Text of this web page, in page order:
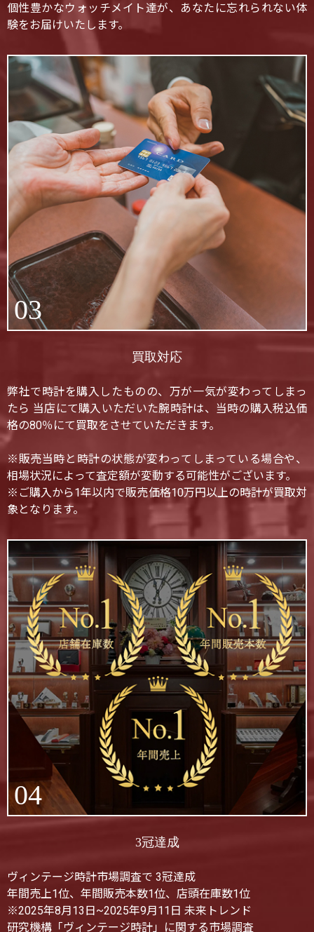
個性豊かなウォッチメイト達が、あなたに忘れられない体
験をお届けいたします。
03
買取対応
弊社で時計を購入したものの、万が一気が変わってしまっ
たら 当店にて購入いただいた腕時計は、当時の購入税込価
格の80％にて買取をさせていただきます。
※販売当時と時計の状態が変わってしまっている場合や、
相場状況によって査定額が変動する可能性がございます。
※ご購入から1年以内で販売価格10万円以上の時計が買取対
象となります。
04
3冠達成
ヴィンテージ時計市場調査で 3冠達成
年間売上1位、年間販売本数1位、店頭在庫数1位
※2025年8月13日~2025年9月11日 未来トレンド
研究機構「ヴィンテージ時計」に関する市場調査